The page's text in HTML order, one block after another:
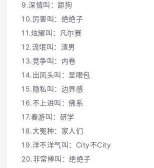
9.深情叫：舔狗
10.厉害叫：绝绝子
11.炫耀叫：凡尔赛
12.流氓叫：渣男
13.竞争叫：内卷
14.出风头叫：显眼包
15.隐私叫：边界感
16.不上进叫：佛系
17.春游叫：研学
18.大冤种：家人们
19.洋不洋气叫：City不City
20.非常棒叫：绝绝子